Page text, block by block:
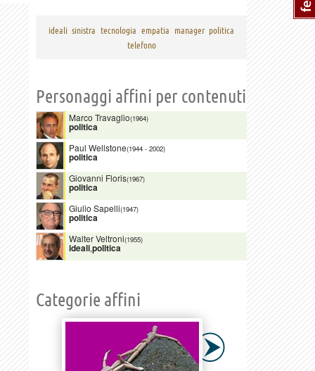
ideali sinistra tecnologia empatia manager politica
telefono
Personaggi affini per contenuti
Marco Travaglio(1964)
politica
Paul Wellstone(1944 - 2002)
politica
Giovanni Floris(1967)
politica
Giulio Sapelli(1947)
politica
Walter Veltroni(1955)
ideali,politica
Categorie affini